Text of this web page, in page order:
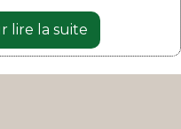
lire la suite